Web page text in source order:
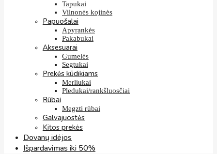
Tapukai
Vilnonės kojinės
Papuošalai
Apyrankės
Pakabukai
Aksesuarai
Gumelės
Segtukai
Prekės kūdikiams
Merliukai
Pledukai/rankšluosčiai
Rūbai
Megzti rūbai
Galvajuostės
Kitos prekės
Dovanų idėjos
Išpardavimas iki 50%